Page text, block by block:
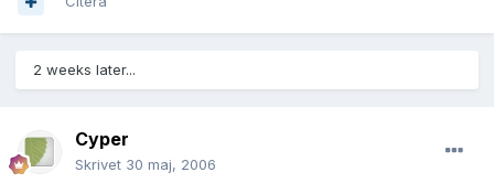
2 weeks later...
Cyper
Skrivet 30 maj, 2006